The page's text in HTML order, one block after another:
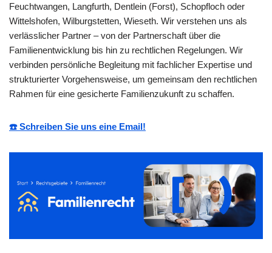
Feuchtwangen, Langfurth, Dentlein (Forst), Schopfloch oder
Wittelshofen, Wilburgstetten, Wieseth. Wir verstehen uns als
verlässlicher Partner – von der Partnerschaft über die
Familienentwicklung bis hin zu rechtlichen Regelungen. Wir
verbinden persönliche Begleitung mit fachlicher Expertise und
strukturierter Vorgehensweise, um gemeinsam den rechtlichen
Rahmen für eine gesicherte Familienzukunft zu schaffen.
☎️ Schreiben Sie uns eine Email!